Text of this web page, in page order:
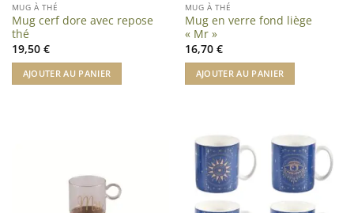
MUG À THÉ
Mug cerf dore avec repose
thé
19,50 €
AJOUTER AU PANIER
MUG À THÉ
Mug en verre fond liège
« Mr »
16,70 €
AJOUTER AU PANIER